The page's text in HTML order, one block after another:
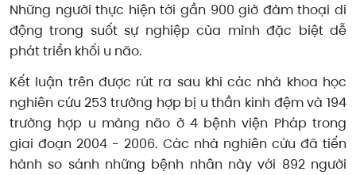
Những người thực hiện tới gần 900 giờ đàm thoại di
động trong suốt sự nghiệp của mình đặc biệt dễ
phát triển khối u não.
Kết luận trên được rút ra sau khi các nhà khoa học
nghiên cứu 253 trường hợp bị u thần kinh đệm và 194
trường hợp u màng não ở 4 bệnh viện Pháp trong
giai đoạn 2004 - 2006. Các nhà nghiên cứu đã tiến
hành so sánh những bệnh nhân này với 892 người